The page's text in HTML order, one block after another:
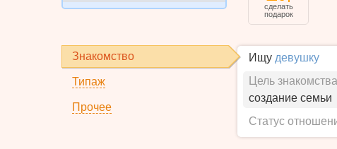
сделать
подарок
Знакомство
Типаж
Прочее
Ищу девушку
Цель
создание семьи
Статус